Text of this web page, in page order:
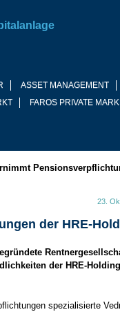
ASSET MANAGEMENT
FAROS PRIVATE
23.
der HRE-
der HRE-Holding
spezialisierte